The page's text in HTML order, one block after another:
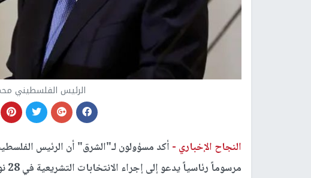
الرئيس الفلسطيني
النجاح الإخباري - أكد مسؤولون لـ"الشرق" أن الرئيس
مرسوماً رئاسياً يدعو إلى إجراء الانتخابات التشريعية في 28 نوفمبر المقبل.